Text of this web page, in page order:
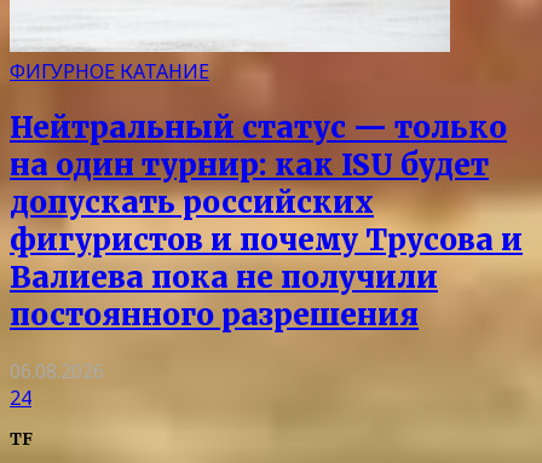
ФИГУРНОЕ КАТАНИЕ
Нейтральный статус — только
на один турнир: как ISU будет
допускать российских
фигуристов и почему Трусова и
Валиева пока не получили
постоянного разрешения
06.08.2026
24
TF